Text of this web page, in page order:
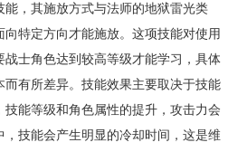
，其施放方式与法师的地狱雷光类
特定方向才能施放。这项技能对使用
士角色达到较高等级才能学习，具体
有所差异。技能效果主要取决于技能
能等级和角色属性的提升，攻击力会
技能会产生明显的冷却时间，这是维